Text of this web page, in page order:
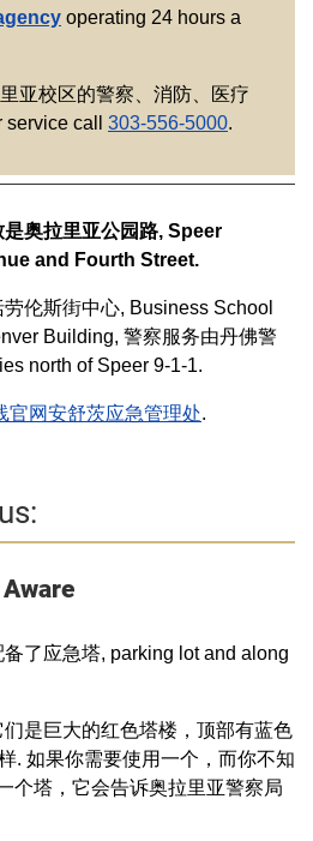
operating 24 hours a
亚校区的警察、消防、医疗
call 303-556-5000.
奥拉里亚公园路, Speer
and Fourth Street.
伦斯街中心, Business School
Building, 警察服务由丹佛警
north of Speer 9-1-1.
官网安舒茨应急管理处.
了应急塔, parking lot and along
是巨大的红色塔楼，顶部有蓝色
. 如果你需要使用一个，而你不知
个塔，它会告诉奥拉里亚警察局